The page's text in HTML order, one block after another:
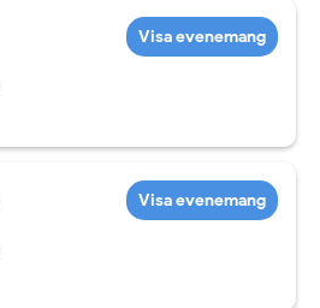
Visa evenemang
Visa evenemang